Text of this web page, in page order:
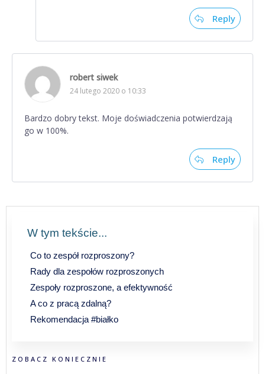
Reply
robert siwek
24 lutego 2020 o 10:33
Bardzo dobry tekst. Moje doświadczenia potwierdzają
go w 100%.
Reply
W tym tekście...
Co to zespół rozproszony?
Rady dla zespołów rozproszonych
Zespoły rozproszone, a efektywność
A co z pracą zdalną?
Rekomendacja #białko
ZOBACZ KONIECZNIE